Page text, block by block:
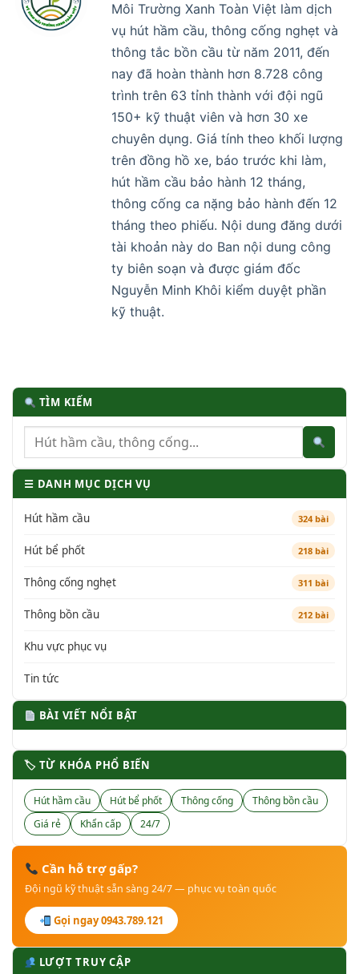
Môi Trường Xanh Toàn Việt làm dịch
vụ hút hầm cầu, thông cống nghẹt và
thông tắc bồn cầu từ năm 2011, đến
nay đã hoàn thành hơn 8.728 công
trình trên 63 tỉnh thành với đội ngũ
150+ kỹ thuật viên và hơn 30 xe
chuyên dụng. Giá tính theo khối lượng
trên đồng hồ xe, báo trước khi làm,
hút hầm cầu bảo hành 12 tháng,
thông cống ca nặng bảo hành đến 12
tháng theo phiếu. Nội dung đăng dưới
tài khoản này do Ban nội dung công
ty biên soạn và được giám đốc
Nguyễn Minh Khôi kiểm duyệt phần
kỹ thuật.
TÌM KIẾM
☰ DANH MỤC DỊCH VỤ
Hút hầm cầu 324 bài
Hút bể phốt 218 bài
Thông cống nghẹt 311 bài
Thông bồn cầu 212 bài
Khu vực phục vụ
Tin tức
BÀI VIẾT NỔI BẬT
🏷 TỪ KHÓA PHỔ BIẾN
Hút hầm cầu Hút bể phốt Thông cống
Thông bồn cầu
Giá rẻ
Khẩn cấp 24/7
Cần hỗ trợ gấp?
Đội ngũ kỹ thuật sẵn sàng 24/7 — phục vụ toàn quốc
Gọi ngay 0943.789.121
LƯỢT TRUY CẬP